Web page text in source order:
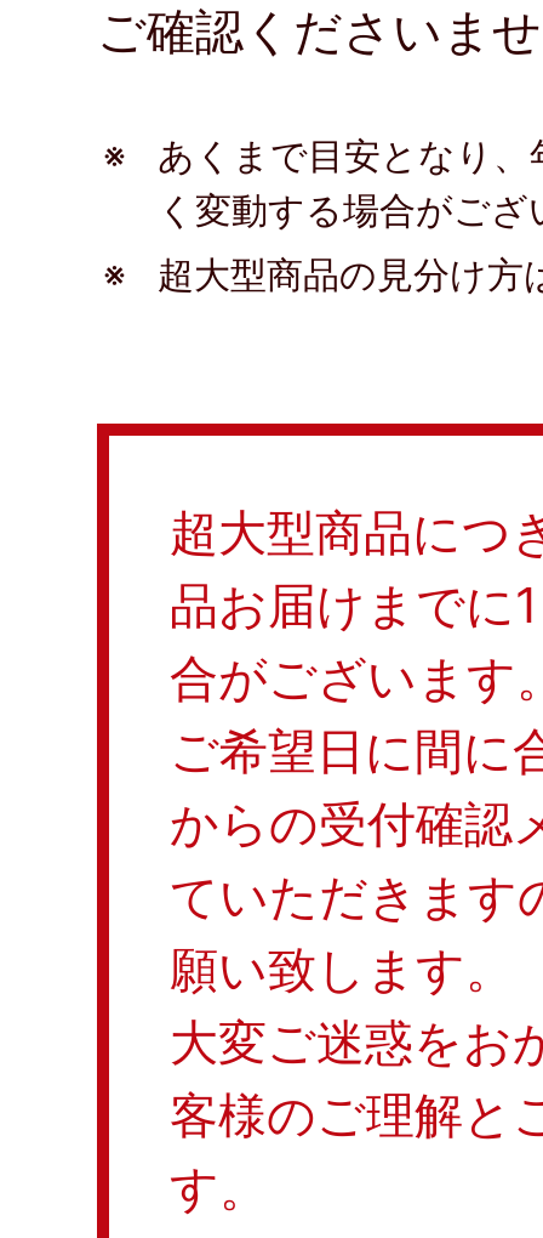
ご確認くださいま
※
あくまで目安となり
く変動する場合がござ
※
超大型商品の見分け方
超大型商品につ
品お届けまでに
合がございます
ご希望日に間に
からの受付確認
ていただきます
願い致します。
大変ご迷惑をお
客様のご理解と
す。